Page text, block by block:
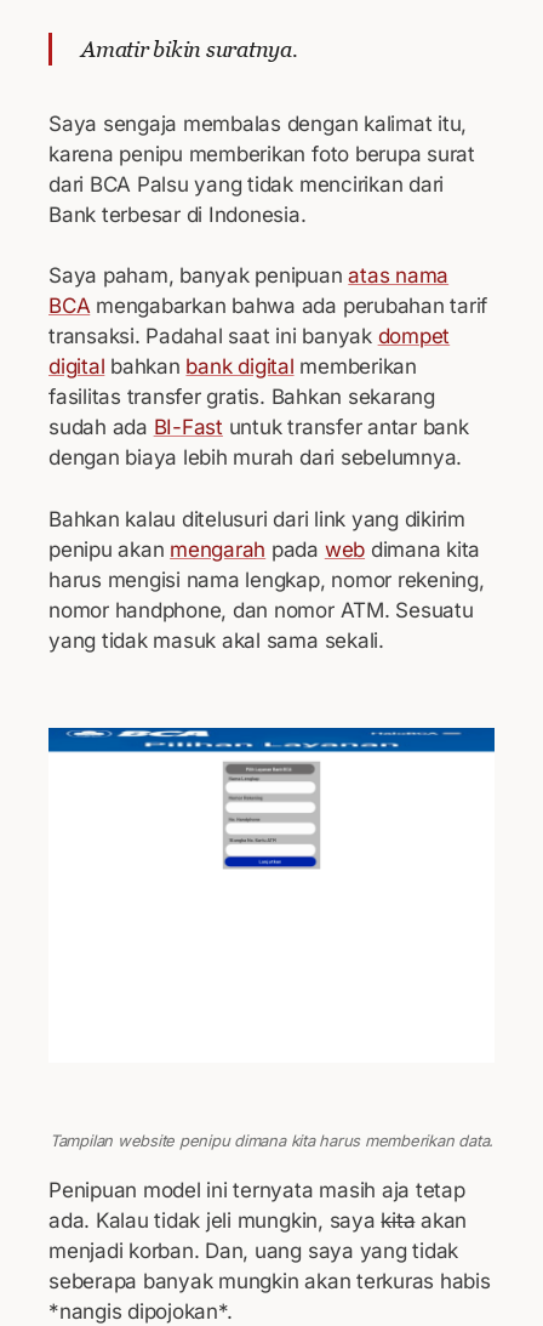
Amatir bikin suratnya.
Saya sengaja membalas dengan kalimat itu,
karena penipu memberikan foto berupa surat
dari BCA Palsu yang tidak mencirikan dari
Bank terbesar di Indonesia.
Saya paham, banyak penipuanatas nama
BCAmengabarkan bahwa ada perubahan tarif
transaksi. Padahal saat ini banyak dompet
digital bahkan bank digital memberikan
fasilitas transfer gratis. Bahkan sekarang
sudah ada BI-Fastuntuk transfer antar bank
dengan biaya lebih murah dari sebelumnya.
Bahkan kalau ditelusuri dari link yang dikirim
penipu akan mengarah pada web dimana kita
harus mengisi nama lengkap, nomor rekening,
nomor handphone, dan nomor ATM. Sesuatu
yang tidak masuk akal sama sekali.
Tampilan website penipu dimana kita harus memberikan data.
Penipuan model ini ternyata masih aja tetap
ada. Kalau tidak jeli mungkin, sayakitaakan
menjadi korban. Dan, uang saya yang tidak
seberapa banyak mungkin akan terkuras habis
*nangis dipojokan*.